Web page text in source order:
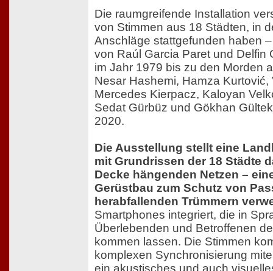
Die raumgreifende Installation
von Stimmen aus 18 Städten, in
Anschläge stattgefunden haben
von Raúl Garcia Paret und Delfin
im Jahr 1979 bis zu den Morden
Nesar Hashemi, Hamza Kurtović,
Mercedes Kierpacz, Kaloyan
Sedat Gürbüz und Gökhan
2020.
Die Ausstellung stellt eine
mit Grundrissen der 18 Städte
Decke hängenden Netzen –
Gerüstbau zum Schutz von
herabfallenden Trümmern
Smartphones integriert, die in
Überlebenden und Betroffenen
kommen lassen. Die Stimmen
komplexen Synchronisierung